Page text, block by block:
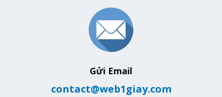
Gửi Email
contact@web1giay.com